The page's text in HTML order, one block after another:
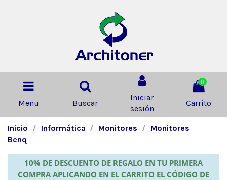
Menu Buscar
Iniciar
sesión
0
Carrito
Inicio Informática Monitores
Monitores
Benq
10% DE DESCUENTO DE REGALO EN TU PRIMERA
COMPRA APLICANDO EN EL CARRITO EL CÓDIGO DE